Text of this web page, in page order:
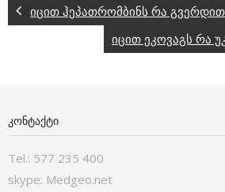
იცით ჰეპათრომბინს რა
იცით ეკოვაგს რა
ᲙᲝᲜᲢᲐᲥᲢᲘ
Tel.: 577 235 400
skype: Medgeo.net